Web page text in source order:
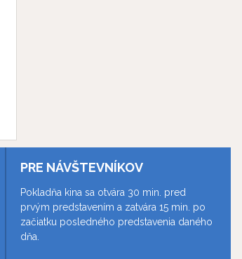
PRE NÁVŠTEVNÍKOV
Pokladňa kina sa otvára 30 min. pred
prvým predstavením a zatvára 15 min. po
začiatku posledného predstavenia daného
dňa.